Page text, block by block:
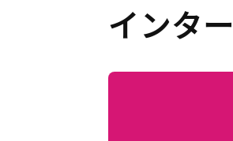
インタ